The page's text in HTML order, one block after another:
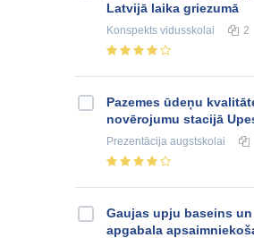
Latvijā laika griezumā
Konspekts vidusskolai 2
Pazemes ūdeņu
novērojumu stacijā
Prezentācija augstskolai
Gaujas upju baseins
apgabala